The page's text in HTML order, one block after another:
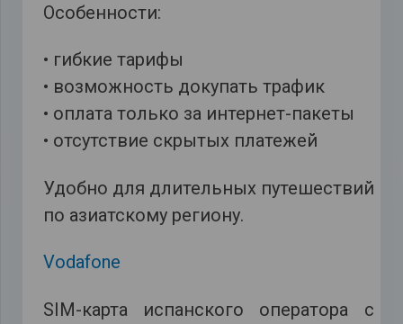
Особенности:
• гибкие тарифы
• возможность докупать трафик
• оплата только за интернет-пакеты
• отсутствие скрытых платежей
Удобно для длительных путешествий
по азиатскому региону.
Vodafone
SIM-карта испанского оператора с